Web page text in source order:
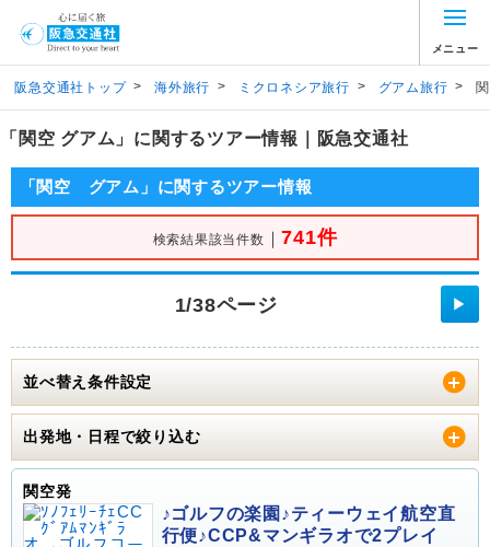
メニュー
阪急交通社トップ > 海外旅行 > ミクロネシア旅行 > グアム旅行 >
「関空 グアム」に関するツアー情報｜阪急交通社
「関空 グアム」に関するツアー情報
検索結果該当件数 ｜741件
1/38ページ ▶
並べ替え条件設定
出発地・日程で絞り込む
関空発
♪ゴルフの楽園♪ティーウェイ航空直
行便♪CCP&マンギラオで2プレイ